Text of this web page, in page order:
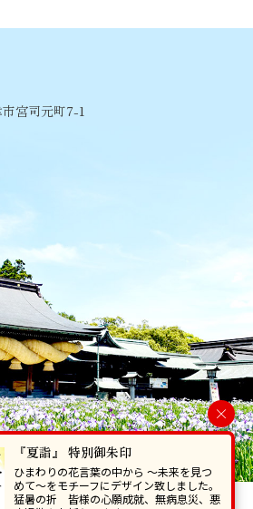
宮司元町7-1
・イラスト等を無断で転写･複製することを
×
『夏詣』 特別御朱印
ひまわりの花言葉の中から 〜未来を見つ
めて〜をモチーフにデザイン致しました。
猛暑の折 皆様の心願成就、無病息災、悪